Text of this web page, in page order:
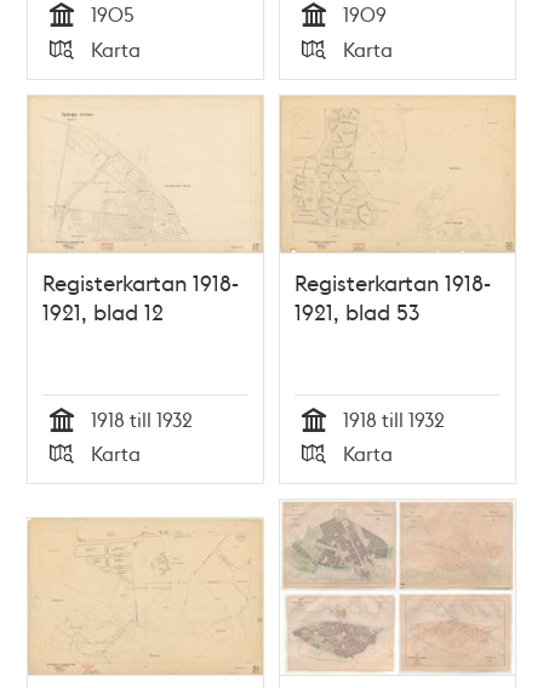
Tid
1905
Typ
Karta Tid
1909
Typ
Karta
Registerkartan 1918-
1921, blad 12
Tid
1918 till 1932
Typ
Karta
Registerkartan 1918-
1921, blad 53
Tid
1918 till 1932
Typ
Karta